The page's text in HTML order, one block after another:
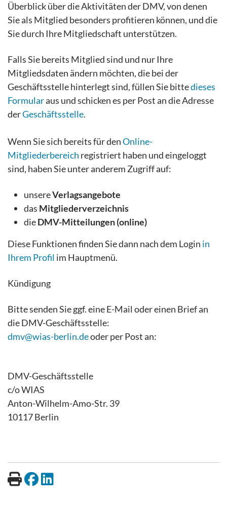
Überblick über die Aktivitäten der DMV, von denen
Sie als Mitglied besonders profitieren können, und die
Sie durch Ihre Mitgliedschaft unterstützen.
Falls Sie bereits Mitglied sind und nur Ihre
Mitgliedsdaten ändern möchten, die bei der
Geschäftsstelle hinterlegt sind, füllen Sie bittedieses
Formularaus und schicken es per Post an die Adresse
derGeschäftsstelle.
Wenn Sie sich bereits für denOnline-
Mitgliederbereich registriert haben und eingeloggt
sind, haben Sie unter anderem Zugriff auf:
unsereVerlagsangebote
das Mitgliederverzeichnis
dieDMV-Mitteilungen (online)
Diese Funktionen finden Sie dann nach dem Login in
Ihrem Profil im Hauptmenü.
Kündigung
Bitte senden Sie ggf. eine E-Mail oder einen Brief an
die DMV-Geschäftsstelle:
dmv@wias-berlin.deoder per Post an:
DMV-Geschäftsstelle
c/o WIAS
Anton-Wilhelm-Amo-Str. 39
10117 Berlin